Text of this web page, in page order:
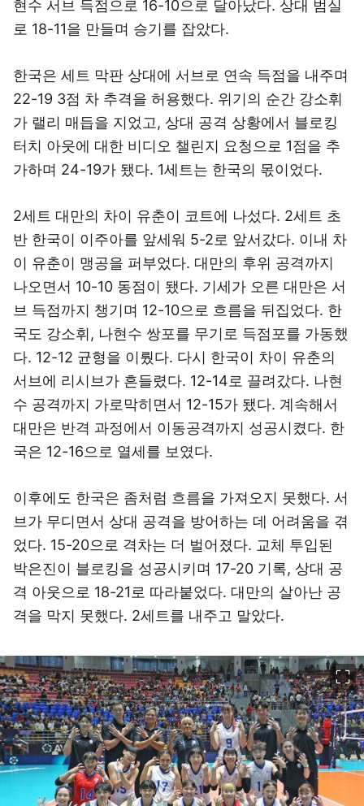
현수 서브 득점으로 16-10으로 달아났다. 상대 범실
로 18-11을 만들며 승기를 잡았다.
한국은 세트 막판 상대에 서브로 연속 득점을 내주며
22-19 3점 차 추격을 허용했다. 위기의 순간 강소휘
가 랠리 매듭을 지었고, 상대 공격 상황에서 블로킹
터치 아웃에 대한 비디오 챌린지 요청으로 1점을 추
가하며 24-19가 됐다. 1세트는 한국의 몫이었다.
2세트 대만의 차이 유춘이 코트에 나섰다. 2세트 초
반 한국이 이주아를 앞세워 5-2로 앞서갔다. 이내 차
이 유춘이 맹공을 퍼부었다. 대만의 후위 공격까지
나오면서 10-10 동점이 됐다. 기세가 오른 대만은 서
브 득점까지 챙기며 12-10으로 흐름을 뒤집었다. 한
국도 강소휘, 나현수 쌍포를 무기로 득점포를 가동했
다. 12-12 균형을 이뤘다. 다시 한국이 차이 유춘의
서브에 리시브가 흔들렸다. 12-14로 끌려갔다. 나현
수 공격까지 가로막히면서 12-15가 됐다. 계속해서
대만은 반격 과정에서 이동공격까지 성공시켰다. 한
국은 12-16으로 열세를 보였다.
이후에도 한국은 좀처럼 흐름을 가져오지 못했다. 서
브가 무디면서 상대 공격을 방어하는 데 어려움을 겪
었다. 15-20으로 격차는 더 벌어졌다. 교체 투입된
박은진이 블로킹을 성공시키며 17-20 기록, 상대 공
격 아웃으로 18-21로 따라붙었다. 대만의 살아난 공
격을 막지 못했다. 2세트를 내주고 말았다.